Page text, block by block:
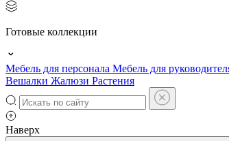
Готовые коллекции
Мебель для персонала Мебель для
Вешалки Жалюзи Растения
Наверх